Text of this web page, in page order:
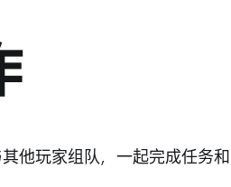
他玩家组队，一起完成任务和